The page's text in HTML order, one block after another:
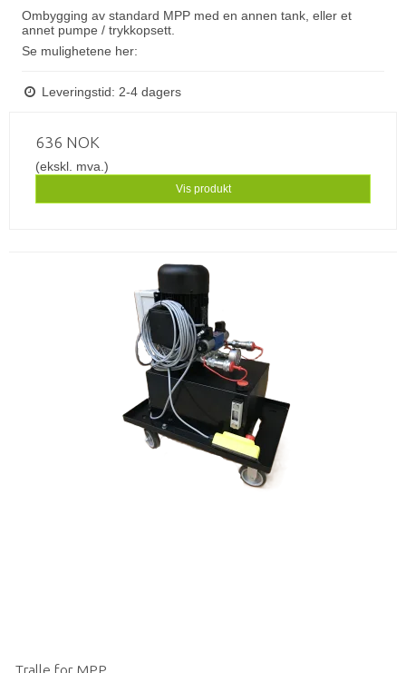
Ombygging av standard MPP med en annen tank, eller et
annet pumpe / trykkopsett.
Se mulighetene her:
Leveringstid: 2-4 dagers
636 NOK
(ekskl. mva.)
Vis produkt